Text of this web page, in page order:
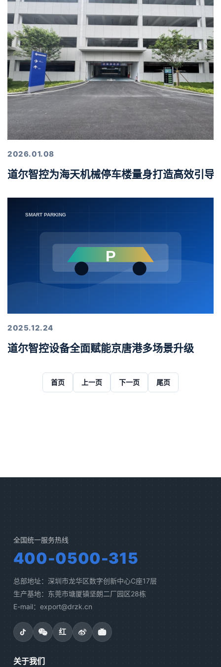
2026.01.08
道尔智控为海天机械停车楼量身打造高效引导
2025.12.24
道尔智控设备全面赋能京唐港多场景升级
首页 上一页 下一页 尾页
全国统一服务热线
400-0500-315
总部地址：深圳市龙华区数字创新中心C座17层
生产基地：东莞市塘厦镇坚朗二厂园区28栋
E-mail：export@drzk.cn
红
关于我们